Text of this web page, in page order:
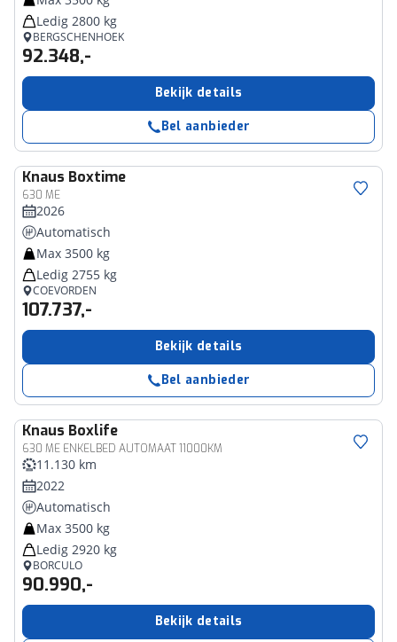
Ledig 2800 kg
BERGSCHENHOEK
92.348,-
Bekijk details
Bel aanbieder
Knaus Boxtime
630 ME
2026
Automatisch
Max 3500 kg
Ledig 2755 kg
COEVORDEN
107.737,-
Bekijk details
Bel aanbieder
Knaus Boxlife
630 ME ENKELBED AUTOMAAT 11000KM
11.130 km
2022
Automatisch
Max 3500 kg
Ledig 2920 kg
BORCULO
90.990,-
Bekijk details